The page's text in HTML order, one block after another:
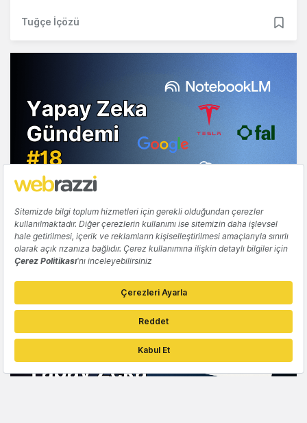
Tuğçe İçözü
YAPAY ZEKA
Yapay Zeka Gündemi #18
Tuğçe İçözü